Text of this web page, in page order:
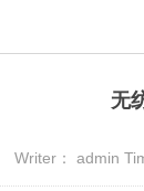
无
Writer： admin